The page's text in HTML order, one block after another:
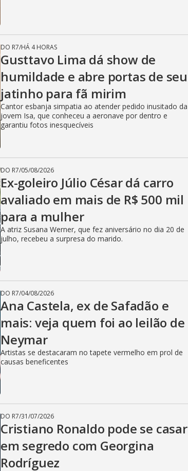
DO R7/HÁ 4 HORAS
Gusttavo Lima dá show de
humildade e abre portas de seu
jatinho para fã mirim
Cantor esbanja simpatia ao atender pedido inusitado da
jovem Isa, que conheceu a aeronave por dentro e
garantiu fotos inesquecíveis
DO R7/05/08/2026
Ex-goleiro Júlio César dá carro
avaliado em mais de R$ 500 mil
para a mulher
A atriz Susana Werner, que fez aniversário no dia 20 de
julho, recebeu a surpresa do marido.
DO R7/04/08/2026
Ana Castela, ex de Safadão e
mais: veja quem foi ao leilão de
Neymar
Artistas se destacaram no tapete vermelho em prol de
causas beneficentes
DO R7/31/07/2026
Cristiano Ronaldo pode se casar
em segredo com Georgina
Rodríguez